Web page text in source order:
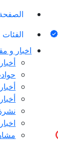
الفئات
اخبار و
نشرة